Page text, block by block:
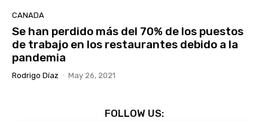
CANADA
Se han perdido más del 70% de los puestos
de trabajo en los restaurantes debido a la
pandemia
Rodrigo Díaz - May 26, 2021
FOLLOW US: